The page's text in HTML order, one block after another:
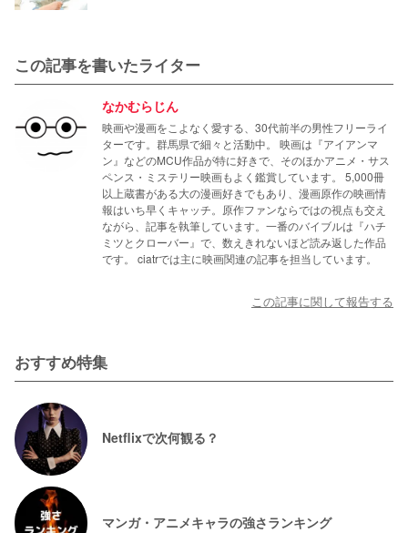
この記事を書いたライター
なかむらじん
映画や漫画をこよなく愛する、30代前半の男性フリーライ
ターです。群馬県で細々と活動中。 映画は『アイアンマ
ン』などのMCU作品が特に好きで、そのほかアニメ・サス
ペンス・ミステリー映画もよく鑑賞しています。 5,000冊
以上蔵書がある大の漫画好きでもあり、漫画原作の映画情
報はいち早くキャッチ。原作ファンならではの視点も交え
ながら、記事を執筆しています。一番のバイブルは『ハチ
ミツとクローバー』で、数えきれないほど読み返した作品
です。 ciatrでは主に映画関連の記事を担当しています。
この記事に関して報告する
おすすめ特集
Netflixで次何観る？
マンガ・アニメキャラの強さランキング